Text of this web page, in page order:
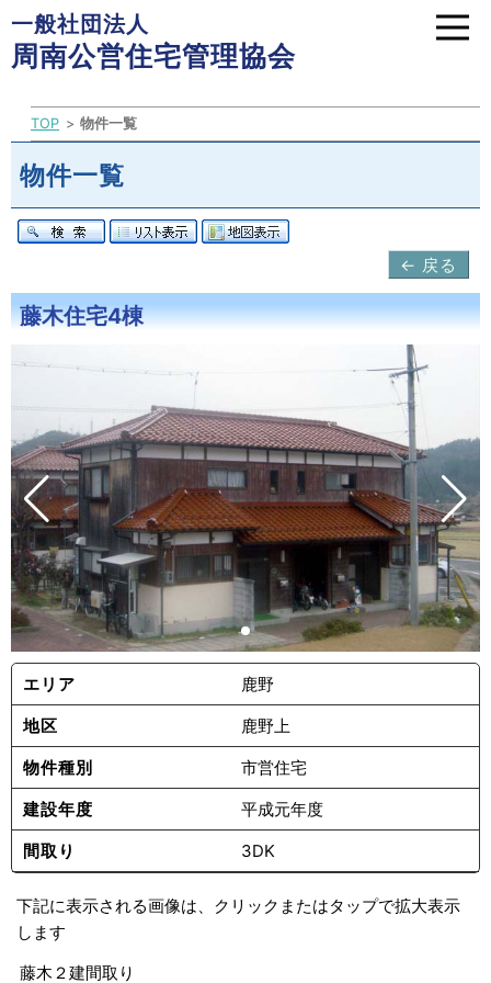
一般社団法人
周南公営住宅管理協会
TOP 物件一覧
物件一覧
← 戻る
藤木住宅4棟
エリア
鹿野
地区
鹿野上
物件種別
市営住宅
建設年度
平成元年度
間取り
3DK
下記に表示される画像は、クリックまたはタップで拡大表示
します
藤木２建間取り